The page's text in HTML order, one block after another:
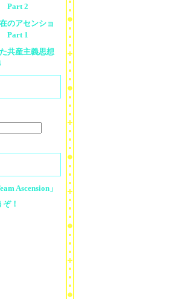
Part 2
のアセンショ
Part 1
共産主義思想
Ascension」
！